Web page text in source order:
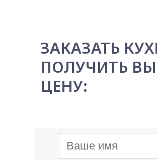
ЗАКАЗАТЬ
ПОЛУЧИТЬ
ЦЕНУ: